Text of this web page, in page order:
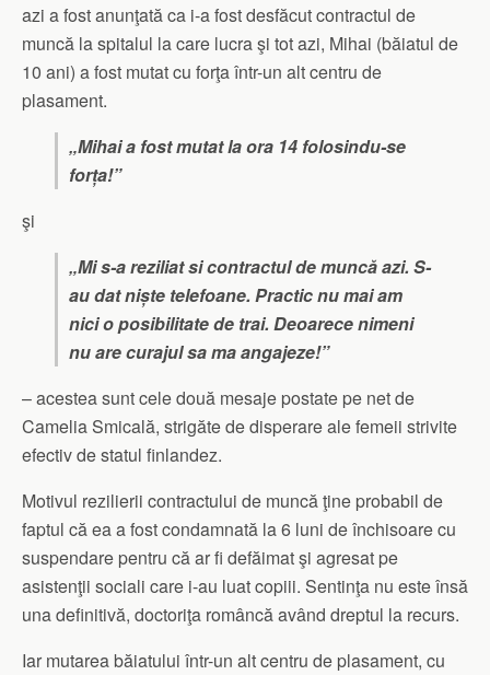
azi a fost anunţată ca i-a fost desfăcut contractul de
muncă la spitalul la care lucra şi tot azi, Mihai (băiatul de
10 ani) a fost mutat cu forţa într-un alt centru de
plasament.
„Mihai a fost mutat la ora 14 folosindu-se
forța!”
şi
„Mi s-a reziliat si contractul de muncă azi. S-
au dat niște telefoane. Practic nu mai am
nici o posibilitate de trai. Deoarece nimeni
nu are curajul sa ma angajeze!”
– acestea sunt cele două mesaje postate pe net de
Camelia Smicală, strigăte de disperare ale femeii strivite
efectiv de statul finlandez.
Motivul rezilierii contractului de muncă ţine probabil de
faptul că ea a fost condamnată la 6 luni de închisoare cu
suspendare pentru că ar fi defăimat şi agresat pe
asistenţii sociali care i-au luat copiii. Sentinţa nu este însă
una definitivă, doctoriţa româncă având dreptul la recurs.
Iar mutarea băiatului într-un alt centru de plasament, cu